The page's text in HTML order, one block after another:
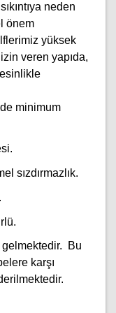
neden
önem
yüksek
veren yapıda,
minimum
sızdırmazlık.
gelmektedir. Bu
karşı